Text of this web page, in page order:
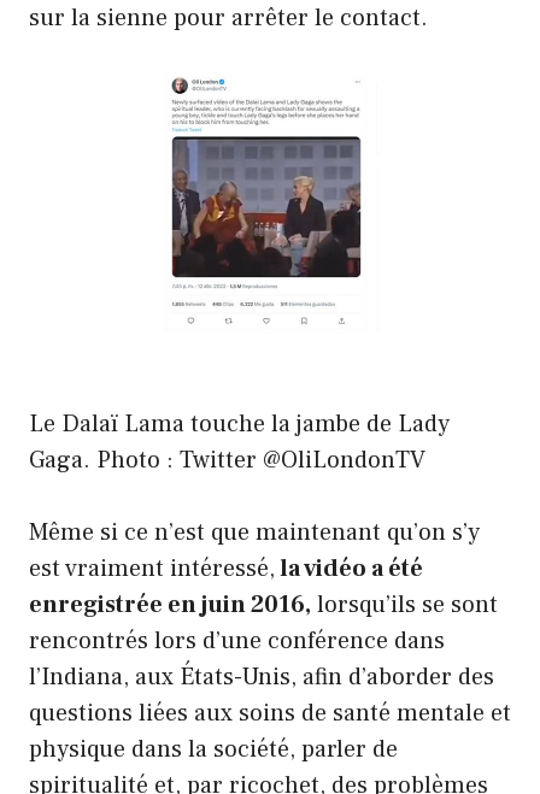
sur la sienne pour arrêter le contact.
Le Dalaï Lama touche la jambe de Lady
Gaga. Photo : Twitter @OliLondonTV
Même si ce n’est que maintenant qu’on s’y
est vraiment intéressé,la vidéo a été
enregistrée en juin 2016, lorsqu’ils se sont
rencontrés lors d’une conférence dans
l’Indiana, aux États-Unis, afin d’aborder des
questions liées aux soins de santé mentale et
physique dans la société, parler de
spiritualité et, par ricochet, des problèmes